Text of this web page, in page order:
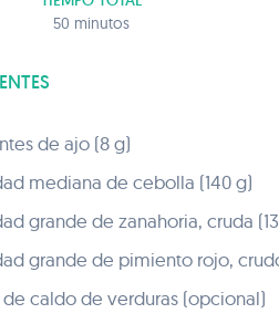
50 minutos
de ajo (8 g)
mediana de cebolla (140 g)
grande de zanahoria, cruda
grande de pimiento rojo,
de caldo de verduras (opcional)